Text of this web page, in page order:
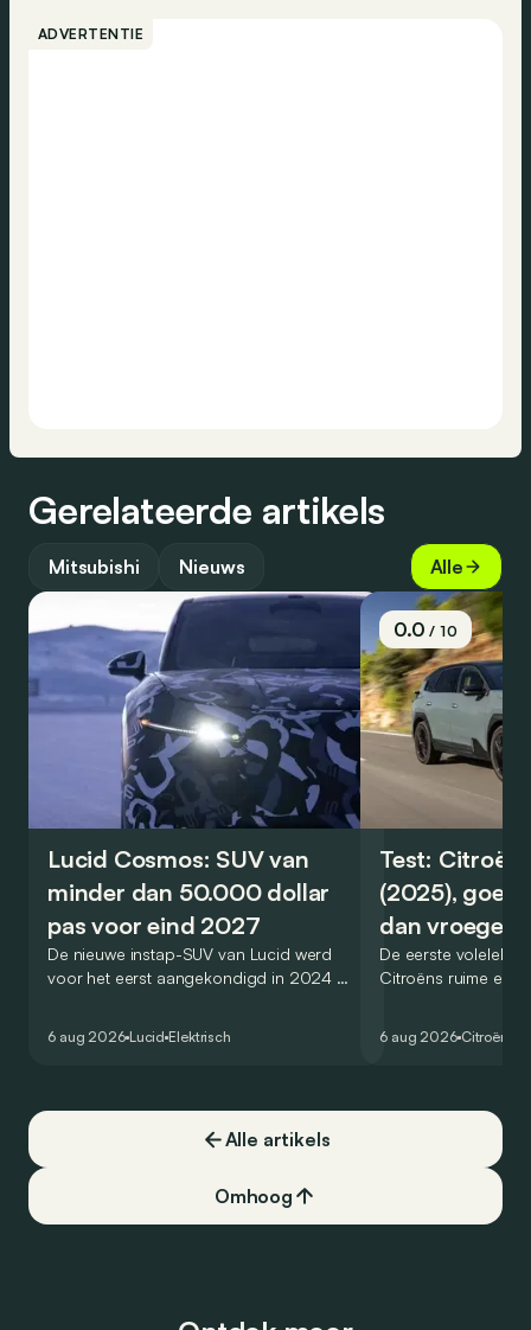
ADVERTENTIE
Gerelateerde artikels
Mitsubishi Nieuws Alle
Lucid Cosmos: SUV van
minder dan 50.000 dollar
pas voor eind 2027
De nieuwe instap-SUV van Lucid werd
voor het eerst aangekondigd in 2024 en
constructeur vervoegen.
6 aug 2026 Lucid Elektrisch
0.0/ 10
Test: Citroën
(2025), goed
dan vroeger
De eerste
Citroëns ruime en
dat ook gelukt?
6 aug 2026 Citroën
Alle artikels
Omhoog